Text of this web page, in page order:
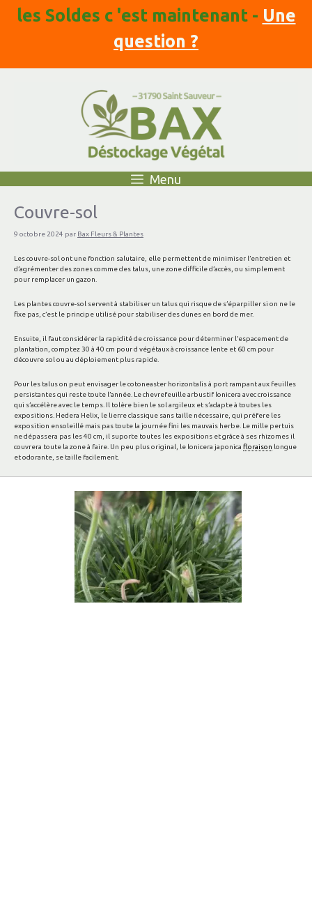
les Soldes c 'est maintenant - Une
question ?
Menu
Couvre-sol
9 octobre 2024 par Bax Fleurs & Plantes
Les couvre-sol ont une fonction salutaire, elle permettent de minimiser l’entretien et
d’agrémenter des zones comme des talus, une zone difficile d’accès, ou simplement
pour remplacer un gazon.
Les plantes couvre-sol servent à stabiliser un talus qui risque de s’éparpiller si on ne le
fixe pas, c’est le principe utilisé pour stabiliser des dunes en bord de mer.
Ensuite, il faut considérer la rapidité de croissance pour déterminer l’espacement de
plantation, comptez 30 à 40 cm pour d végétaux à croissance lente et 60 cm pour
découvre sol ou au déploiement plus rapide.
Pour les talus on peut envisager le cotoneaster horizontalis à port rampant aux feuilles
persistantes qui reste toute l’année. Le chevrefeuille arbustif lonicera avec croissance
qui s’accélère avec le temps. Il tolère bien le sol argileux et s’adapte à toutes les
expositions. Hedera Helix, le lierre classique sans taille nécessaire, qui préfere les
exposition ensoleillé mais pas toute la journée fini les mauvais herbe. Le mille pertuis
ne dépassera pas les 40 cm, il suporte toutes les expositions et grâce à ses rhizomes il
couvrera toute la zone à faire. Un peu plus original, le lonicera japonica floraison longue
et odorante, se taille facilement.